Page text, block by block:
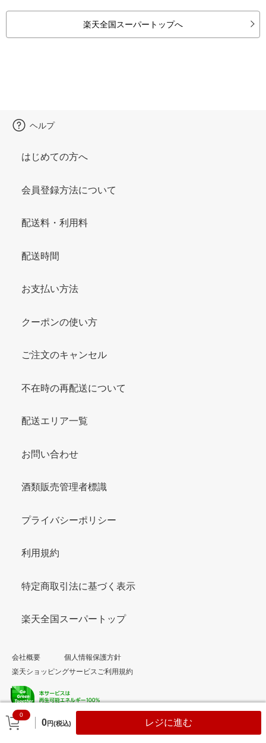
楽天全国スーパートップへ
0
0円(税込) レジに進む
ヘルプ
はじめての方へ
会員登録方法について
配送料・利用料
配送時間
お支払い方法
クーポンの使い方
ご注文のキャンセル
不在時の再配送について
配送エリア一覧
お問い合わせ
酒類販売管理者標識
プライバシーポリシー
利用規約
特定商取引法に基づく表示
楽天全国スーパートップ
会社概要
個人情報保護方針
楽天ショッピングサービスご利用規約
© Rakuten Group, Inc.